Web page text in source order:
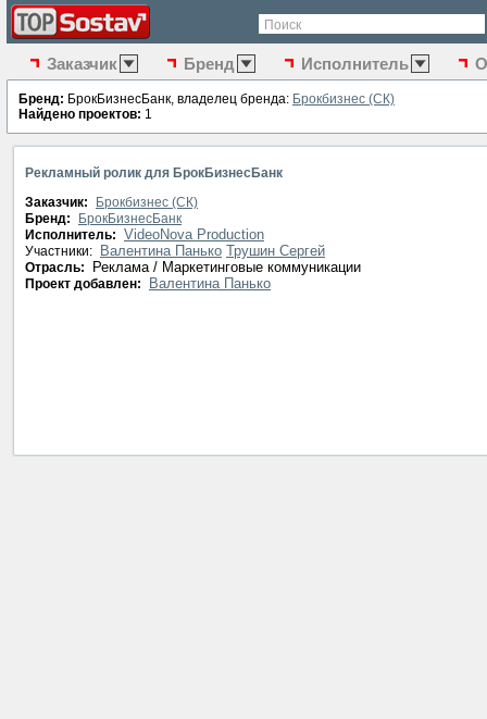
Поиск
Заказчик Бренд Исполнитель
Бренд: БрокБизнесБанк, владелец бренда: Брокбизнес (СК)
Найдено проектов: 1
Рекламный ролик для БрокБизнесБанк
Заказчик:
Брокбизнес (СК)
Бренд:
БрокБизнесБанк
Исполнитель: VideoNova Production
Участники: Валентина Панько Трушин Сергей
Отрасль: Реклама / Маркетинговые коммуникации
Проект добавлен: Валентина Панько